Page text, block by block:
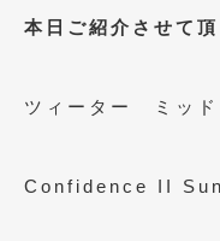
2024年8月 (1)
2024年4月(1)
本日ご紹介させて
ツィーター ミッ
Confidence II